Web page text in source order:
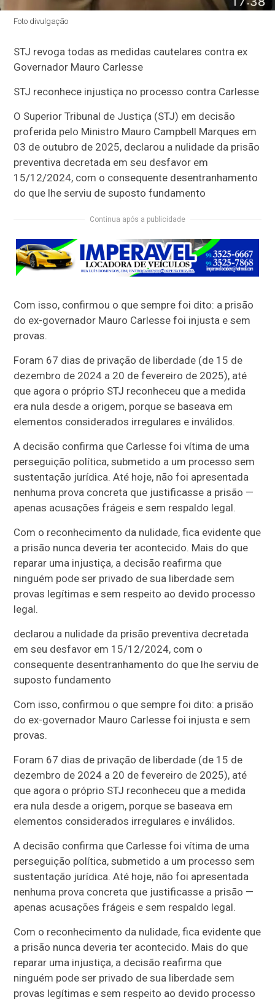
Foto divulgação
STJ revoga todas as medidas cautelares contra ex
Governador Mauro Carlesse
STJ reconhece injustiça no processo contra Carlesse
O Superior Tribunal de Justiça (STJ) em decisão
proferida pelo Ministro Mauro Campbell Marques em
03 de outubro de 2025, declarou a nulidade da prisão
preventiva decretada em seu desfavor em
15/12/2024, com o consequente desentranhamento
do que lhe serviu de suposto fundamento
Continua após a publicidade
Com isso, confirmou o que sempre foi dito: a prisão
do ex-governador Mauro Carlesse foi injusta e sem
provas.
Foram 67 dias de privação de liberdade (de 15 de
dezembro de 2024 a 20 de fevereiro de 2025), até
que agora o próprio STJ reconheceu que a medida
era nula desde a origem, porque se baseava em
elementos considerados irregulares e inválidos.
A decisão confirma que Carlesse foi vítima de uma
perseguição política, submetido a um processo sem
sustentação jurídica. Até hoje, não foi apresentada
nenhuma prova concreta que justificasse a prisão —
apenas acusações frágeis e sem respaldo legal.
Com o reconhecimento da nulidade, fica evidente que
a prisão nunca deveria ter acontecido. Mais do que
reparar uma injustiça, a decisão reafirma que
ninguém pode ser privado de sua liberdade sem
provas legítimas e sem respeito ao devido processo
legal.
declarou a nulidade da prisão preventiva decretada
em seu desfavor em 15/12/2024, com o
consequente desentranhamento do que lhe serviu de
suposto fundamento
Com isso, confirmou o que sempre foi dito: a prisão
do ex-governador Mauro Carlesse foi injusta e sem
provas.
Foram 67 dias de privação de liberdade (de 15 de
dezembro de 2024 a 20 de fevereiro de 2025), até
que agora o próprio STJ reconheceu que a medida
era nula desde a origem, porque se baseava em
elementos considerados irregulares e inválidos.
A decisão confirma que Carlesse foi vítima de uma
perseguição política, submetido a um processo sem
sustentação jurídica. Até hoje, não foi apresentada
nenhuma prova concreta que justificasse a prisão —
apenas acusações frágeis e sem respaldo legal.
Com o reconhecimento da nulidade, fica evidente que
a prisão nunca deveria ter acontecido. Mais do que
reparar uma injustiça, a decisão reafirma que
ninguém pode ser privado de sua liberdade sem
provas legítimas e sem respeito ao devido processo